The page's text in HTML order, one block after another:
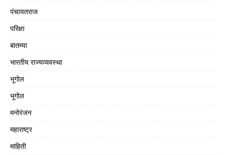
पंचायतराज
परिक्षा
बातम्या
भारतीय राज्यव्यवस्था
भूगोल
भूगोल
मनोरंजन
महाराष्ट्र
माहिती